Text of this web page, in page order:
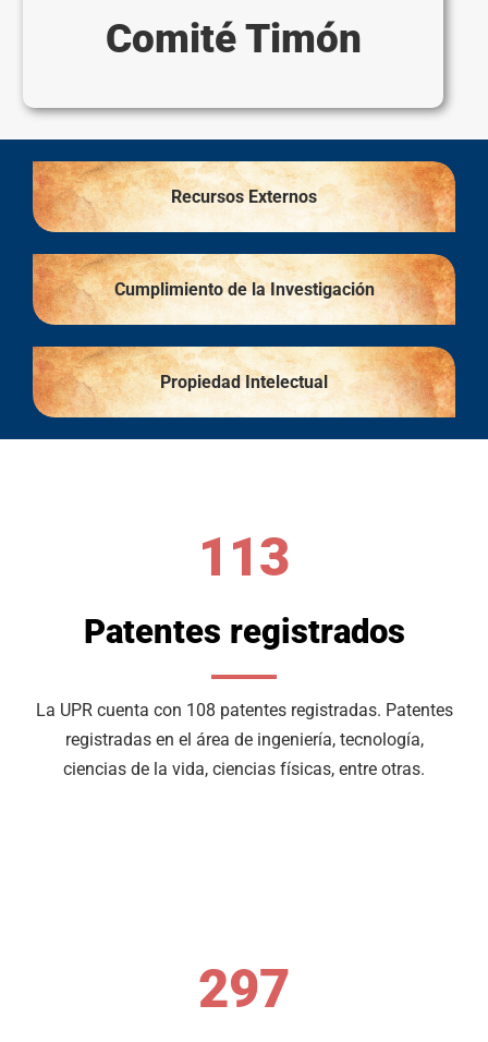
Comité Timón
Recursos Externos
Cumplimiento de la Investigación
Propiedad Intelectual
113
Patentes registrados
La UPR cuenta con 108 patentes registradas. Patentes
registradas en el área de ingeniería, tecnología,
ciencias de la vida, ciencias físicas, entre otras.
297